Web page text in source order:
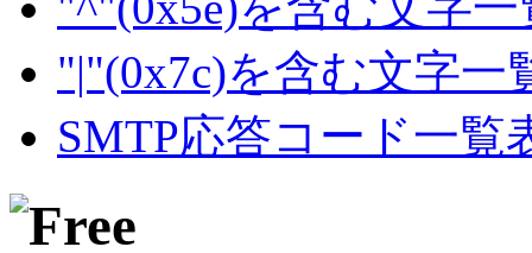
"|"(0x7c)を含む文字一
SMTP応答コード一覧